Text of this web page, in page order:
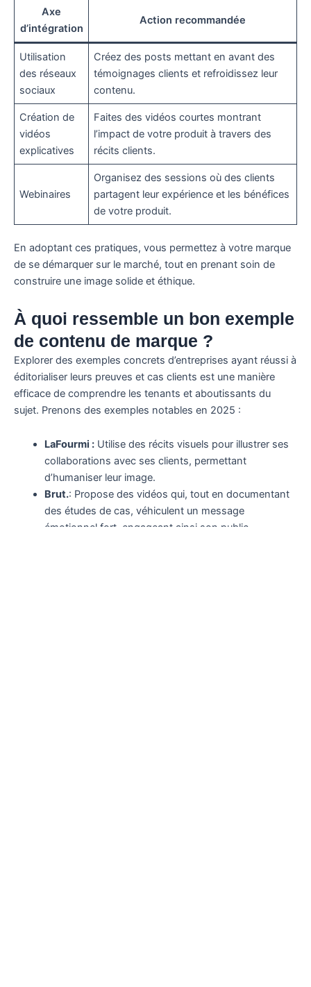
Axe
d’intégration
Action recommandée
Utilisation
des réseaux
sociaux
Créez des posts mettant en avant des
témoignages clients et refroidissez leur
contenu.
Création de
vidéos
explicatives
Faites des vidéos courtes montrant
l’impact de votre produit à travers des
récits clients.
Webinaires
Organisez des sessions où des clients
partagent leur expérience et les bénéfices
de votre produit.
En adoptant ces pratiques, vous permettez à votre marque
de se démarquer sur le marché, tout en prenant soin de
construire une image solide et éthique.
À quoi ressemble un bon exemple
de contenu de marque ?
Explorer des exemples concrets d’entreprises ayant réussi à
éditorialiser leurs preuves et cas clients est une manière
efficace de comprendre les tenants et aboutissants du
sujet. Prenons des exemples notables en 2025 :
LaFourmi :Utilise des récits visuels pour illustrer ses
collaborations avec ses clients, permettant
d’humaniser leur image.
Brut.: Propose des vidéos qui, tout en documentant
des études de cas, véhiculent un message
émotionnel fort, engageant ainsi son public.